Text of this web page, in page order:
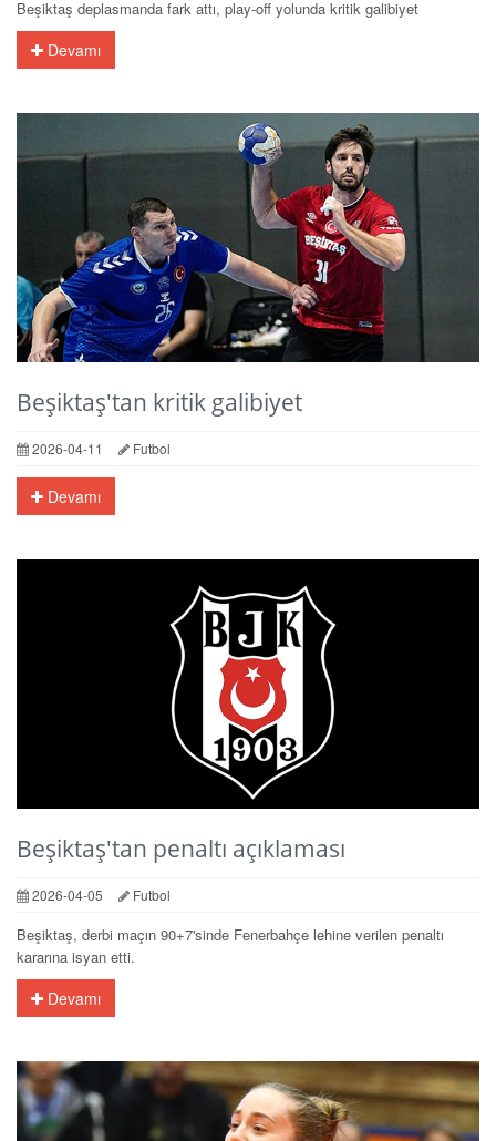
Beşiktaş deplasmanda fark attı, play-off yolunda kritik galibiyet
Devamı
Beşiktaş'tan kritik galibiyet
2026-04-11 Futbol
Devamı
Beşiktaş'tan penaltı açıklaması
2026-04-05 Futbol
Beşiktaş, derbi maçın 90+7'sinde Fenerbahçe lehine verilen penaltı
kararına isyan etti.
Devamı